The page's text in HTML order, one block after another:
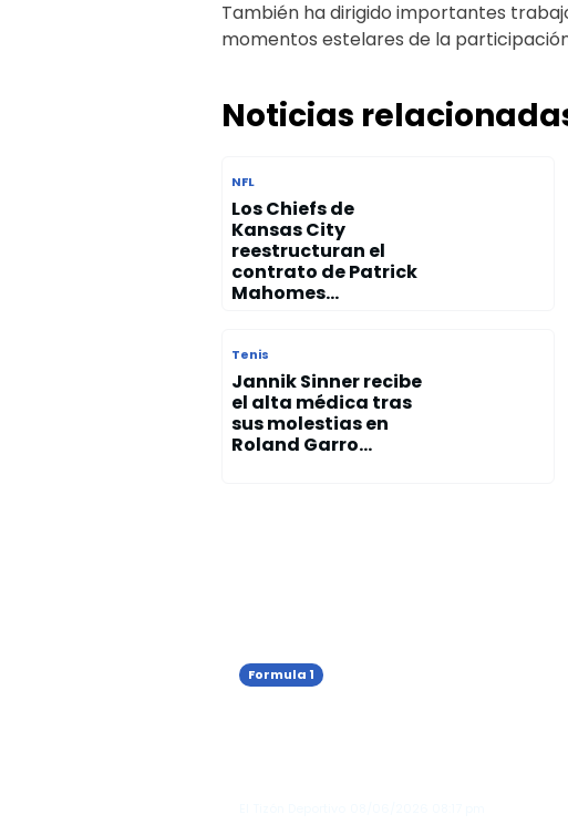
También ha dirigido importantes
momentos estelares de la
Noticias
NFL
Los Chiefs de
Kansas City
reestructuran el
contrato de Patrick
Mahomes...
Tenis
Jannik Sinner recibe
el alta médica tras
sus molestias en
Roland Garro...
Formula 1